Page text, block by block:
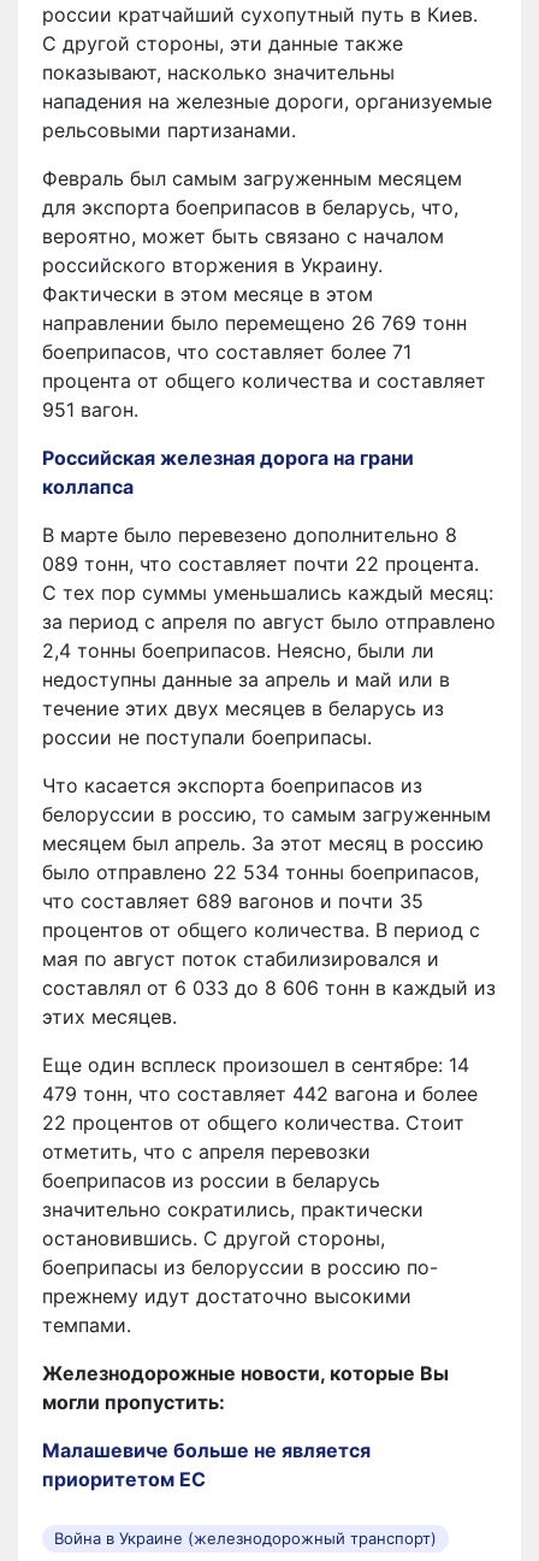
россии кратчайший сухопутный путь в Киев.
С другой стороны, эти данные также
показывают, насколько значительны
нападения на железные дороги, организуемые
рельсовыми партизанами.
Февраль был самым загруженным месяцем
для экспорта боеприпасов в беларусь, что,
вероятно, может быть связано с началом
российского вторжения в Украину.
Фактически в этом месяце в этом
направлении было перемещено 26 769 тонн
боеприпасов, что составляет более 71
процента от общего количества и составляет
951 вагон.
Российская железная дорога на грани
коллапса
В марте было перевезено дополнительно 8
089 тонн, что составляет почти 22 процента.
С тех пор суммы уменьшались каждый месяц:
за период с апреля по август было отправлено
2,4 тонны боеприпасов. Неясно, были ли
недоступны данные за апрель и май или в
течение этих двух месяцев в беларусь из
россии не поступали боеприпасы.
Что касается экспорта боеприпасов из
белоруссии в россию, то самым загруженным
месяцем был апрель. За этот месяц в россию
было отправлено 22 534 тонны боеприпасов,
что составляет 689 вагонов и почти 35
процентов от общего количества. В период с
мая по август поток стабилизировался и
составлял от 6 033 до 8 606 тонн в каждый из
этих месяцев.
Еще один всплеск произошел в сентябре: 14
479 тонн, что составляет 442 вагона и более
22 процентов от общего количества. Стоит
отметить, что с апреля перевозки
боеприпасов из россии в беларусь
значительно сократились, практически
остановившись. С другой стороны,
боеприпасы из белоруссии в россию по-
прежнему идут достаточно высокими
темпами.
Железнодорожные новости, которые Вы
могли пропустить:
Малашевиче больше не является
приоритетом ЕС
Война в Украине (железнодорожный транспорт)